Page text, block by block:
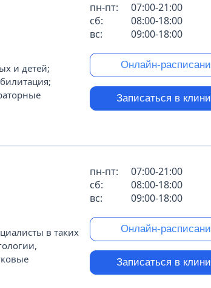
и детей;
пн-пт:
07:00-21:00
сб:
08:00-18:00
вс:
09:00-18:00
Онлайн-
Записаться в
в таких
пн-пт:
07:00-21:00
сб:
08:00-18:00
вс:
09:00-18:00
Онлайн-
Записаться в